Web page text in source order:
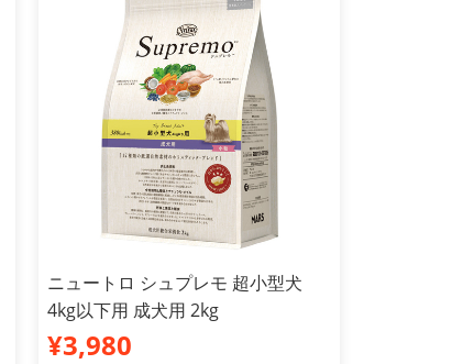
ニュートロ シュプレモ 超小型犬
4kg以下用 成犬用 2kg
¥3,980